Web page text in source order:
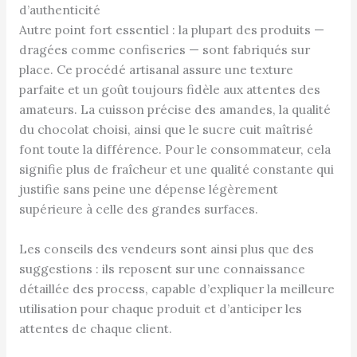
d’authenticité
Autre point fort essentiel : la plupart des produits —
dragées comme confiseries — sont fabriqués sur
place. Ce procédé artisanal assure une texture
parfaite et un goût toujours fidèle aux attentes des
amateurs. La cuisson précise des amandes, la qualité
du chocolat choisi, ainsi que le sucre cuit maîtrisé
font toute la différence. Pour le consommateur, cela
signifie plus de fraîcheur et une qualité constante qui
justifie sans peine une dépense légèrement
supérieure à celle des grandes surfaces.
Les conseils des vendeurs sont ainsi plus que des
suggestions : ils reposent sur une connaissance
détaillée des process, capable d’expliquer la meilleure
utilisation pour chaque produit et d’anticiper les
attentes de chaque client.